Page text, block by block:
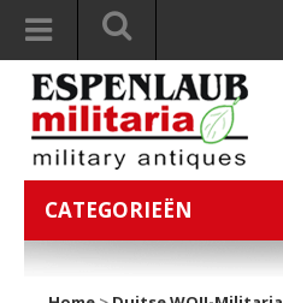
CATEGORIEËN